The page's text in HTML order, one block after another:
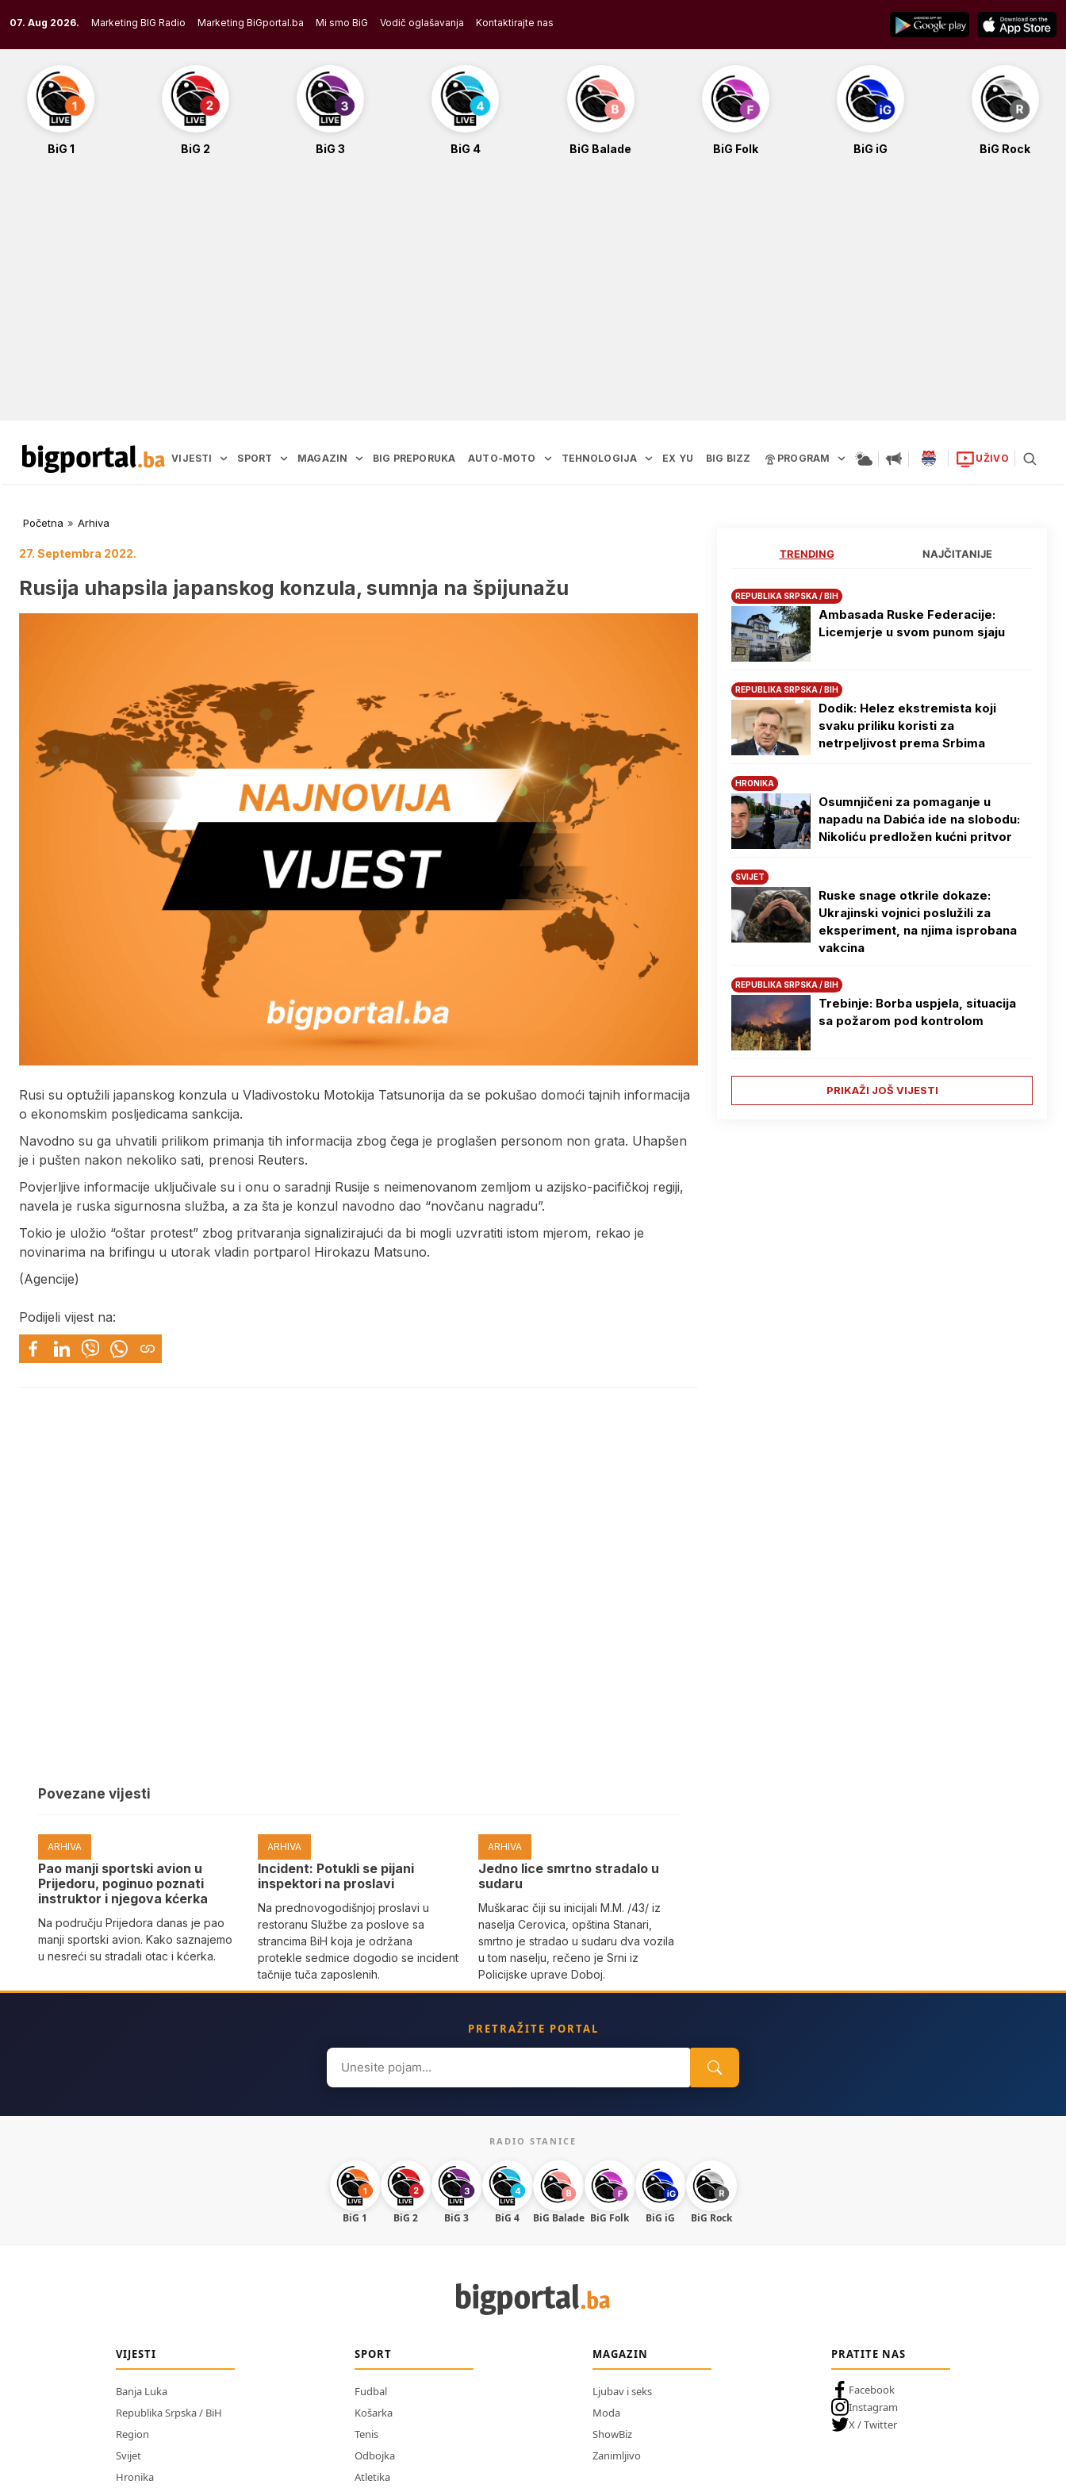
to
content
07. Aug 2026. Marketing BIG Radio Marketing BiGportal.ba Mi smo BiG Vodič oglašavanja Kontaktirajte nas
BiG 1 BiG 2 BiG 3 BiG 4 BiG Balade BiG Folk BiG iG BiG Rock
VIJESTI SPORT MAGAZIN BIG PREPORUKA AUTO-MOTO TEHNOLOGIJA EX YU BIG BIZZ PROGRAM UŽIVO
Početna » Arhiva
27. Septembra 2022.
Rusija uhapsila japanskog konzula, sumnja na špijunažu
Rusi su optužili japanskog konzula u Vladivostoku Motokija Tatsunorija da se pokušao domoći tajnih informacija
o ekonomskim posljedicama sankcija.
Navodno su ga uhvatili prilikom primanja tih informacija zbog čega je proglašen personom non grata. Uhapšen
je i pušten nakon nekoliko sati, prenosi Reuters.
Povjerljive informacije uključivale su i onu o saradnji Rusije s neimenovanom zemljom u azijsko-pacifičkoj regiji,
navela je ruska sigurnosna služba, a za šta je konzul navodno dao “novčanu nagradu”.
Tokio je uložio “oštar protest” zbog pritvaranja signalizirajući da bi mogli uzvratiti istom mjerom, rekao je
novinarima na brifingu u utorak vladin portparol Hirokazu Matsuno.
(Agencije)
Podijeli vijest na:
Povezane vijesti
ARHIVA
Pao manji sportski avion u
Prijedoru, poginuo poznati
instruktor i njegova kćerka
Na području Prijedora danas je pao
manji sportski avion. Kako saznajemo
u nesreći su stradali otac i kćerka.
ARHIVA
Incident: Potukli se pijani
inspektori na proslavi
Na prednovogodišnjoj proslavi u
restoranu Službe za poslove sa
strancima BiH koja je održana
protekle sedmice dogodio se incident
tačnije tuča zaposlenih.
ARHIVA
Јedno lice smrtno stradalo u
sudaru
Muškarac čiji su inicijali M.M. /43/ iz
naselja Cerovica, opština Stanari,
smrtno je stradao u sudaru dva vozila
u tom naselju, rečeno je Srni iz
Policijske uprave Doboj.
TRENDING NAJČITANIJE
REPUBLIKA SRPSKA / BIH
Ambasada Ruske Federacije:
Licemjerje u svom punom sjaju
REPUBLIKA SRPSKA / BIH
Dodik: Helez ekstremista koji
svaku priliku koristi za
netrpeljivost prema Srbima
HRONIKA
Osumnjičeni za pomaganje u
napadu na Dabića ide na slobodu:
Nikoliću predložen kućni pritvor
SVIJET
Ruske snage otkrile dokaze:
Ukrajinski vojnici poslužili za
eksperiment, na njima isprobana
vakcina
REPUBLIKA SRPSKA / BIH
Trebinje: Borba uspjela, situacija
sa požarom pod kontrolom
PRIKAŽI JOŠ VIJESTI
PRETRAŽITE PORTAL
Search
for:
RADIO STANICE
BiG 1 BiG 2 BiG 3 BiG 4 BiG Balade BiG Folk BiG iG BiG Rock
VIJESTI
Banja Luka
Republika Srpska / BiH
Region
Svijet
Hronika
SPORT
Fudbal
Košarka
Tenis
Odbojka
Atletika
MAGAZIN
Ljubav i seks
Moda
ShowBiz
Zanimljivo
PRATITE NAS
Facebook
Instagram
X / Twitter